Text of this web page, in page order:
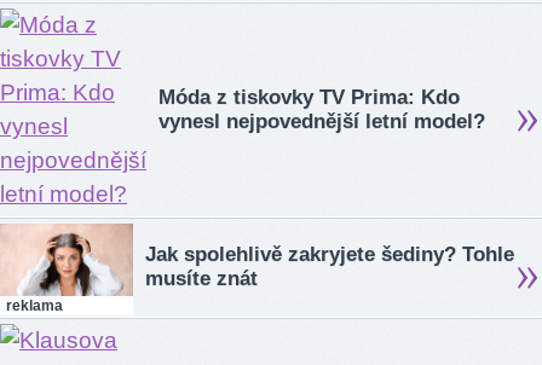
Móda z tiskovky TV Prima: Kdo
vynesl nejpovednější letní model?
reklama
Jak spolehlivě zakryjete šediny? Tohle
musíte znát